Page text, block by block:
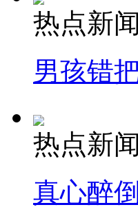
热点新闻
男孩错
热点新闻
真心醉